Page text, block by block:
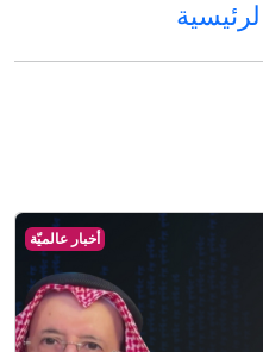
أخبار عالميّة